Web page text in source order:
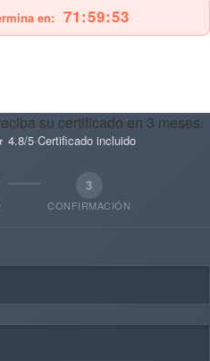
en: 71:59:51
su certificado en 3 meses.
4.8/5·Certificado incluido
3
CONFIRMACIÓN